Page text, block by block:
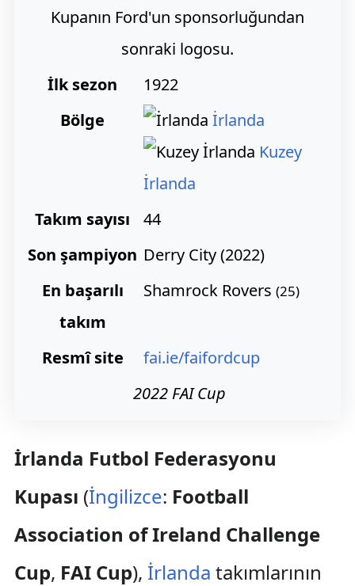
Kupanın Ford'un sponsorluğundan
sonraki logosu.
İlk sezon
1922
Bölge
İrlanda
Kuzey
İrlanda
Takım sayısı
44
Son şampiyon Derry City (2022)
En başarılı
takım
Shamrock Rovers (25)
Resmî site
fai.ie/faifordcup
2022 FAI Cup
İrlanda Futbol Federasyonu
Kupası (İngilizce: Football
Association of Ireland Challenge
Cup, FAI Cup), İrlanda takımlarının